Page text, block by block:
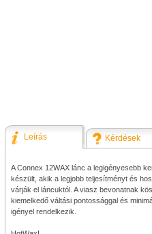
Leírás Kérdések
A Connex 12WAX lánc a legigényesebb
készült, akik a legjobb teljesítményt és
várják el láncuktól. A viasz bevonatnak
kiemelkedő váltási pontossággal és
igényel rendelkezik.